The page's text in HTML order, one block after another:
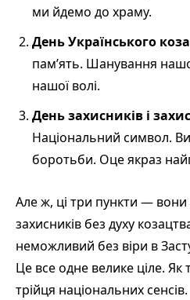
ми йдемо до храму.
День Українського
пам’ять. Шанування
нашої волі.
День захисників і
Національний символ.
боротьби. Оце якраз
Але ж, ці три пункти —
захисників без духу
неможливий без віри в
Це все одне велике ціле. Як
трійця національних сенсів.